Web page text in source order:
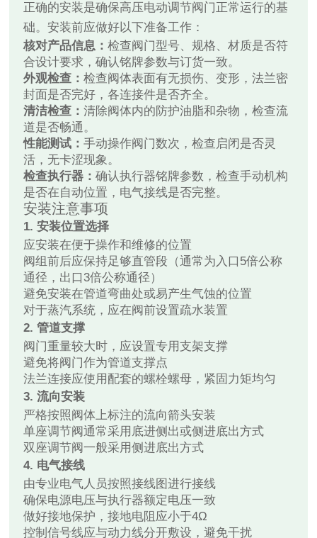
正确的安装是确保高压电动调节阀门正常运行的基
础。安装前应做好以下准备工作：
核对产品信息：检查阀门型号、规格、材质是否符
合设计要求，确认铭牌参数与订货一致。
外观检查：检查阀体表面有无损伤、变形，法兰密
封面是否完好，各连接件是否齐全。
清洁检查：清除阀体内的防护油脂和杂物，检查流
道是否畅通。
性能测试：手动操作阀门数次，检查启闭是否灵
活，无卡涩现象。
检查执行器：确认执行器铭牌参数，检查手动机构
是否在自动位置，电气接线是否完整。
安装注意事项
1. 安装位置选择
应安装在便于操作和维修的位置
阀组前后应保持足够直管段（通常为入口5倍公称
通径，出口3倍公称通径）
避免安装在管道弯曲处或易产生气蚀的位置
对于蒸汽系统，应在阀前设置疏水装置
2. 管道支撑
阀门重量较大时，应设置专用支架支撑
避免将阀门作为管道支撑点
法兰连接应使用配套的螺栓螺母，紧固力矩均匀
3. 流向安装
严格按照阀体上标注的流向箭头安装
单座调节阀通常采用底进侧出或侧进底出方式
双座调节阀一般采用侧进底出方式
4. 电气接线
由专业电气人员按照接线图进行接线
确保电源电压与执行器额定电压一致
做好接地保护，接地电阻应小于4Ω
控制信号线应与动力线分开敷设，避免干扰